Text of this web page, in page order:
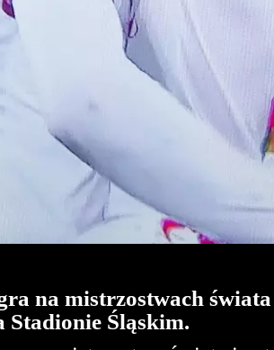
na mistrzostwach
Stadionie Śląskim.